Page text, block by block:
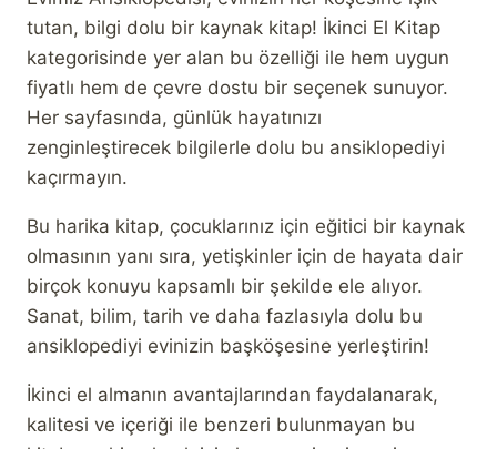
₺799,00. fiyat:
₺699,00.
tutan, bilgi dolu bir kaynak kitap! İkinci El Kitap
kategorisinde yer alan bu özelliği ile hem uygun
fiyatlı hem de çevre dostu bir seçenek sunuyor.
Her sayfasında, günlük hayatınızı
zenginleştirecek bilgilerle dolu bu ansiklopediyi
kaçırmayın.
Bu harika kitap, çocuklarınız için eğitici bir kaynak
olmasının yanı sıra, yetişkinler için de hayata dair
birçok konuyu kapsamlı bir şekilde ele alıyor.
Sanat, bilim, tarih ve daha fazlasıyla dolu bu
ansiklopediyi evinizin başköşesine yerleştirin!
İkinci el almanın avantajlarından faydalanarak,
kalitesi ve içeriği ile benzeri bulunmayan bu